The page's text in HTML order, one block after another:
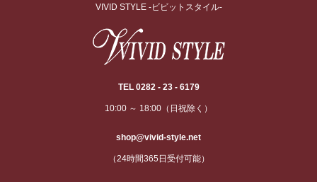
VIVID STYLE -ビビットスタイル-
TEL 0282 - 23 - 6179
10:00 ～ 18:00（日祝除く）
shop@vivid-style.net
（24時間365日受付可能）